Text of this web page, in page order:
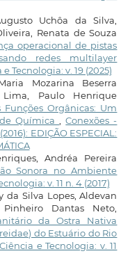
Uchôa da Silva,
Renata de Souza
operacional de pistas
redes multilayer
Tecnologia: v. 19 (2025)
Mozarina Beserra
Paulo Henrique
Funções Orgânicas: Um
Química,Conexões -
EDIÇÃO ESPECIAL:
Andréa Pereira
Sonora no Ambiente
v. 11 n. 4 (2017)
da Silva Lopes, Aldevan
Dantas Neto,
da Ostra Nativa
do Estuário do Rio
e Tecnologia: v. 11